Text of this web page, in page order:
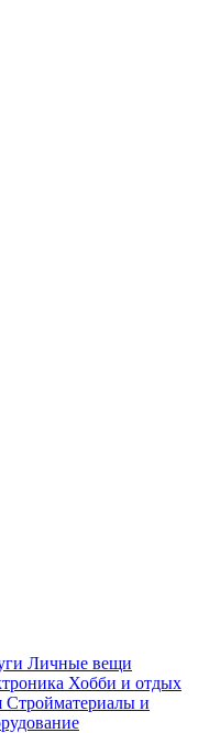
Личные вещи
Хобби и отдых
Стройматериалы и